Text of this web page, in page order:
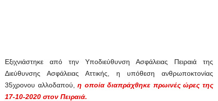
Εξιχνιάστηκε από την Υποδιεύθυνση Ασφάλειας Πειραιά της
Διεύθυνσης Ασφάλειας Αττικής, η υπόθεση ανθρωποκτονίας
35χρονου αλλοδαπού,η οποία διαπράχθηκε πρωινές ώρες της
17-10-2020 στον Πειραιά.